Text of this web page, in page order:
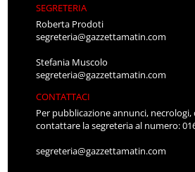
SEGRETERIA
Roberta Prodoti
segreteria@gazzettamatin.com
Stefania Muscolo
segreteria@gazzettamatin.com
CONTATTACI
Per pubblicazione annunci,
contattare la segreteria al numero:
segreteria@gazzettamatin.com